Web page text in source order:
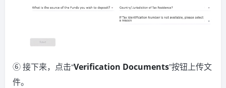
⑥ 接下来，点击“Verification Documents”按钮上传文
件。